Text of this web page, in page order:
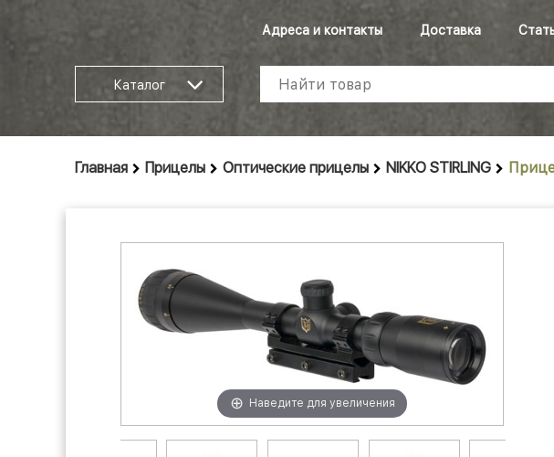
Адреса и контакты Доставка
Каталог
Главная Прицелы Оптические прицелы NIKKO STIRLING
Наведите для увеличения